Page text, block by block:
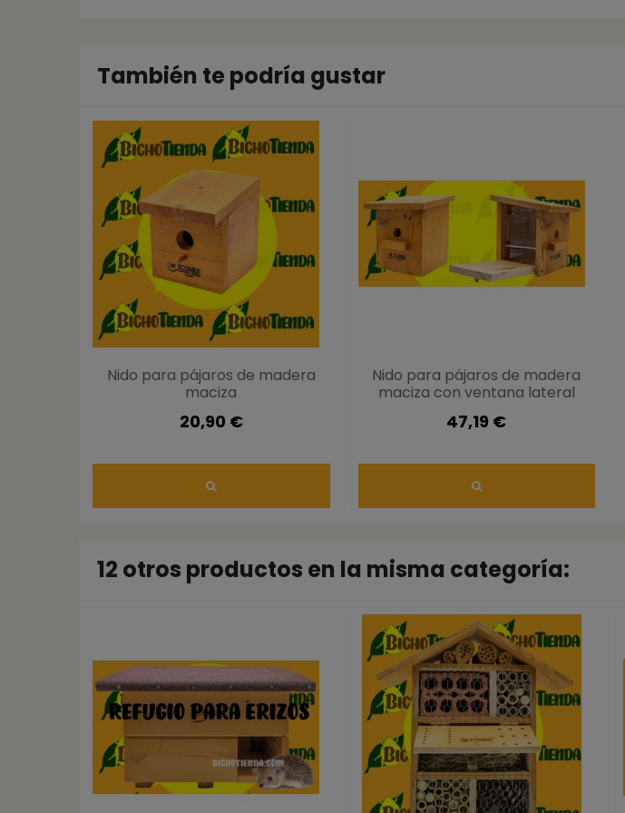
También te podría gustar
Nido para pájaros de madera
maciza
20,90 €
Nido para pájaros de madera
maciza con ventana lateral
47,19 €
12 otros productos en la misma categoría: